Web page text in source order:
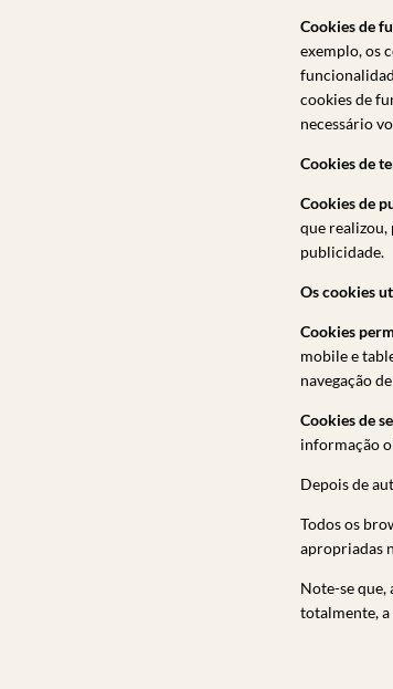
Cookies de
exemplo, os
cookies de
necessário
Cookies de
Cookies de
que realizou,
publicidade.
Os cookies
Cookies
mobile e
navegação
Cookies de
informação
Depois de
Todos os
apropriadas
Note-se
totalmente, a